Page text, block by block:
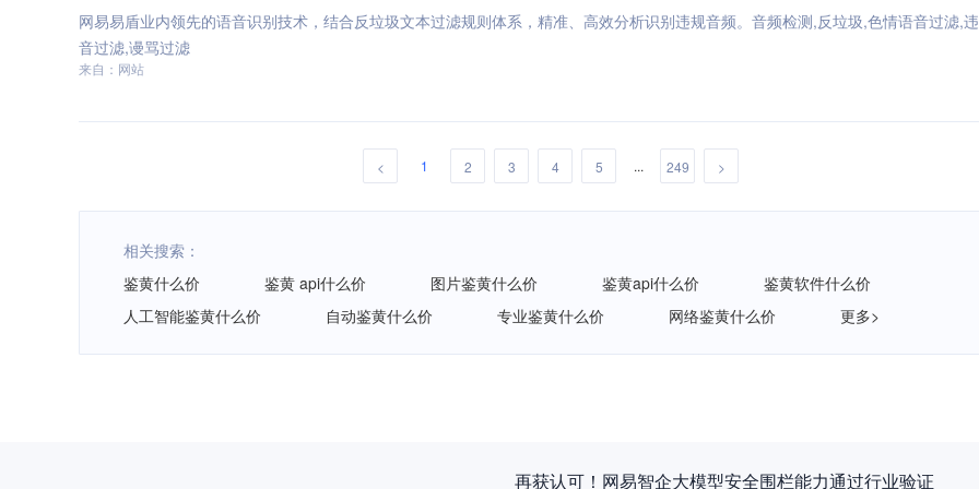
网易易盾业内领先的语音识别技术，结合反垃圾文本过滤规则体系，精准、高效分析识别违规音频。音频检测,反垃圾,色情语音过滤,
音过滤,谩骂过滤
来自：网站
< 1 2 3 4 5 ... 249 >
相关搜索：
鉴黄什么价
鉴黄 api什么价 图片鉴黄什么价 鉴黄api什么价
鉴黄软件什么价
人工智能鉴黄什么价
自动鉴黄什么价 专业鉴黄什么价 网络鉴黄什么价 更多>